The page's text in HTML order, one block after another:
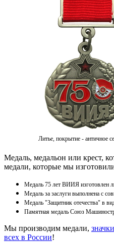
Литье, покрытие - античное
Медаль, медальон или крест,
медали, которые мы
Медаль 75 лет ВИИЯ изготовлен
Медаль за заслуги выполнена с
Медаль "Защитник отечества" в
Памятная медаль Союз
Мы производим медали, значки
всех в России!